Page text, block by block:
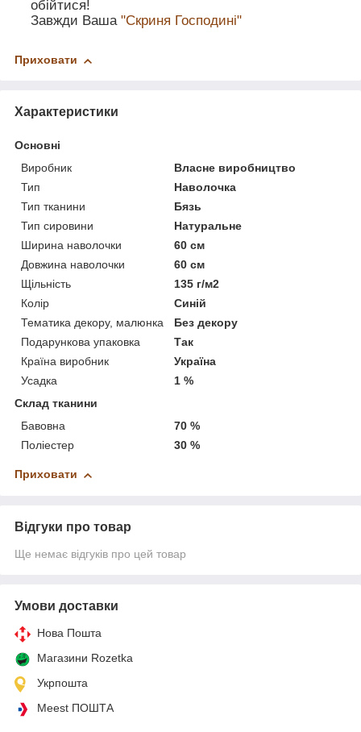
обійтися!
Завжди Ваша "Скриня Господині"
Приховати
Характеристики
Основні
Виробник
Власне виробництво
Тип
Наволочка
Тип тканини
Бязь
Тип сировини
Натуральне
Ширина наволочки
60 см
Довжина наволочки
60 см
Щільність
135 г/м2
Колір
Синій
Тематика декору, малюнка
Без декору
Подарункова упаковка
Так
Країна виробник
Україна
Усадка
1 %
Склад тканини
Бавовна
70 %
Поліестер
30 %
Приховати
Відгуки про товар
Ще немає відгуків про цей товар
Умови доставки
Нова Пошта
Магазини Rozetka
Укрпошта
Meest ПОШТА